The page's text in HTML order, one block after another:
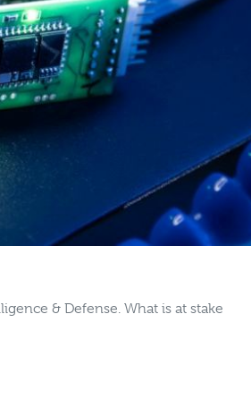
& Defense. What is at stake